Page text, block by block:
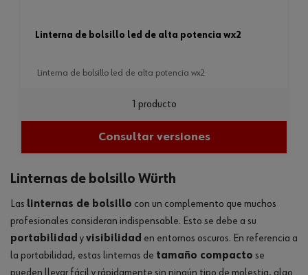
linterna de bolsillo led de alta potencia wx2
linterna de bolsillo led de alta potencia wx2
1 producto
Consultar versiones
Linternas de bolsillo Würth
Las linternas de bolsillo con un complemento que muchos
profesionales consideran indispensable. Esto se debe a su
portabilidad yvisibilidad en entornos oscuros. En referencia a
la portabilidad, estas linternas de tamaño compacto se